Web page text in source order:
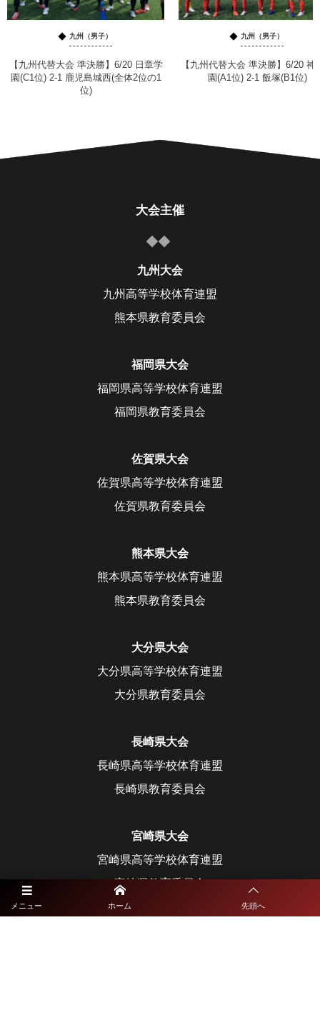
九州（男子）
【九州代替大会 準決勝】6/20 日章学
園(C1位) 2-1 鹿児島城西(全体2位の1
位)
九州（男子）
【九州代替大会 準決勝】6/20 神
園(A1位) 2-1 飯塚(B1位)
メニュー ホーム 先頭へ
大会主催
九州大会
九州高等学校体育連盟
熊本県教育委員会
福岡県大会
福岡県高等学校体育連盟
福岡県教育委員会
佐賀県大会
佐賀県高等学校体育連盟
佐賀県教育委員会
熊本県大会
熊本県高等学校体育連盟
熊本県教育委員会
大分県大会
大分県高等学校体育連盟
大分県教育委員会
長崎県大会
長崎県高等学校体育連盟
長崎県教育委員会
宮崎県大会
宮崎県高等学校体育連盟
宮崎県教育委員会